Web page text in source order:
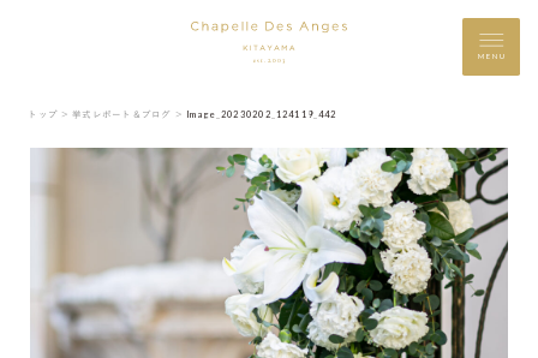
MENU
トップ ＞ 挙式レポート＆ブログ ＞ Image_20230202_124119_442